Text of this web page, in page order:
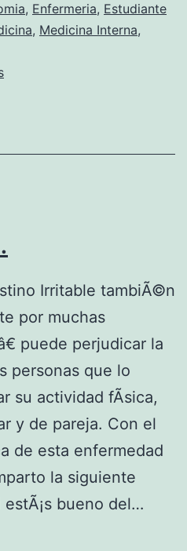
, Enfermeria, Estudiante
, Medicina Interna,
Irritable tambiÃ©n
por muchas
puede perjudicar la
personas que lo
su actividad fÃ­sica,
y de pareja. Con el
de esta enfermedad
la siguiente
bueno del…